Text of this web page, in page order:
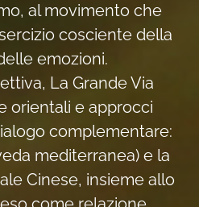
al movimento che
cosciente della
emozioni.
La Grande Via
orientali e approcci
complementare:
mediterranea) e la
Cinese, insieme allo